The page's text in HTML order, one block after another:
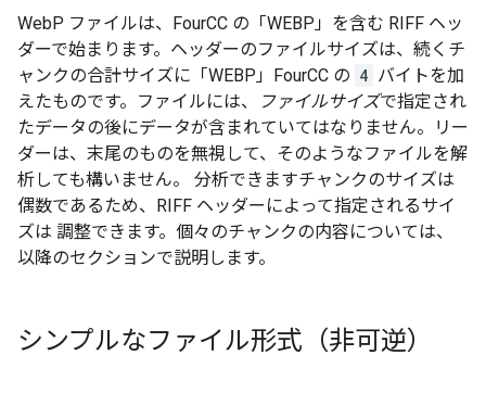
WebP ファイルは、FourCC の「WEBP」を含む RIFF ヘッ
ダーで始まります。ヘッダーのファイルサイズは、続くチ
ャンクの合計サイズに「WEBP」FourCC の 4 バイトを加
えたものです。ファイルには、
ファイルサイズで指定され
たデータの後にデータが含まれていてはなりません。リー
ダーは、末尾のものを無視して、そのようなファイルを解
析しても構いません。 分析できますチャンクのサイズは
偶数であるため、RIFF ヘッダーによって指定されるサイ
ズは 調整できます。個々のチャンクの内容については、
以降のセクションで説明します。
シンプルなファイル形式（非可逆）